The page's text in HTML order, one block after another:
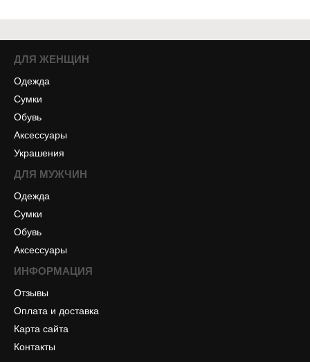
ДЛЯ ЖЕНЩИН
Одежда
Сумки
Обувь
Аксессуары
Украшения
ДЛЯ МУЖЧИН
Одежда
Сумки
Обувь
Аксессуары
ИНФОРМАЦИЯ
Отзывы
Оплата и доставка
Карта сайта
Контакты